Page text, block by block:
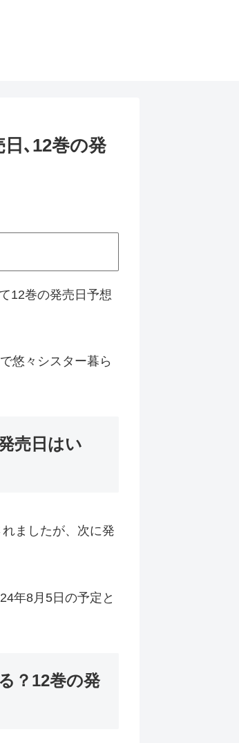
､12巻の発
12巻の発売日予想
悠々シスター暮ら
売日はい
ましたが、次に発
年8月5日の予定と
？12巻の発